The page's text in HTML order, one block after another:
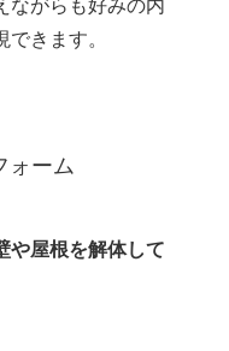
きます。
ーム
や屋根を解体して